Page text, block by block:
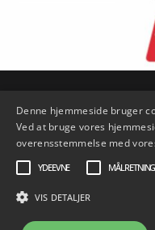
Denne hjemmeside bruger
Ved at bruge vores
overensstemmelse med
YDEEVNE
MÅLRETNING
VIS DETALJER